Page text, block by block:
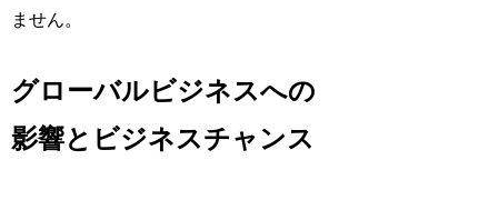
ません。
グローバルビジネスへの
影響とビジネスチャンス